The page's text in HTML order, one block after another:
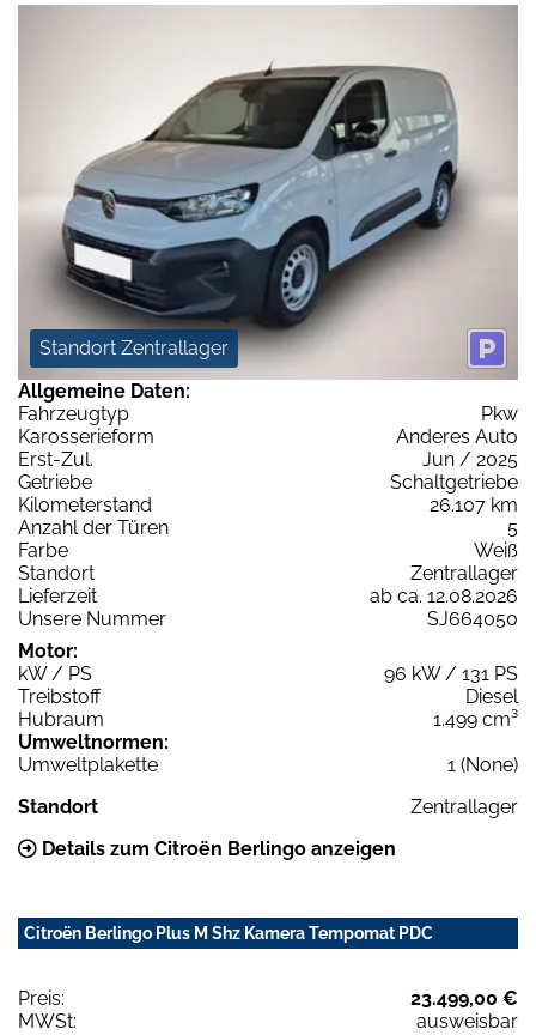
Standort Zentrallager
Allgemeine Daten:
Fahrzeugtyp
Pkw
Karosserieform
Anderes Auto
Erst-Zul.
Jun / 2025
Getriebe
Schaltgetriebe
Kilometerstand
26.107 km
Anzahl der Türen
5
Farbe
Weiß
Standort
Zentrallager
Lieferzeit
ab ca. 12.08.2026
Unsere Nummer
SJ664050
Motor:
kW / PS
96 kW / 131 PS
Treibstoff
Diesel
Hubraum
1.499 cm³
Umweltnormen:
Umweltplakette
1 (None)
Standort
Zentrallager
Details zum Citroën Berlingo anzeigen
Citroën Berlingo Plus M Shz Kamera Tempomat PDC
Preis:
23.499,00 €
MWSt:
ausweisbar